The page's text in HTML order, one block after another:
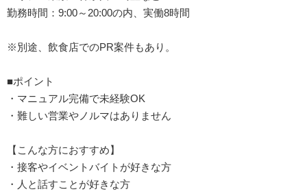
勤務時間：9:00～20:00の内、実働8時間
※別途、飲食店でのPR案件もあり。
■ポイント
・マニュアル完備で未経験OK
・難しい営業やノルマはありません
【こんな方におすすめ】
・接客やイベントバイトが好きな方
・人と話すことが好きな方